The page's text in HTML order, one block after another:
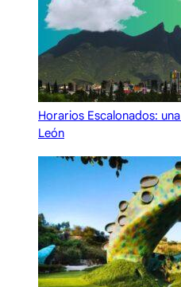
Horarios Escalonados:
León